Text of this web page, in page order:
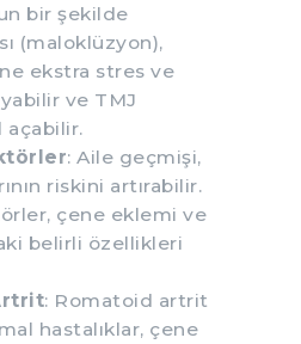
bir şekilde
(maloklüzyon),
ekstra stres ve
ve TMJ
açabilir.
: Aile geçmişi,
riskini artırabilir.
çene eklemi ve
belirli özellikleri
: Romatoid artrit
hastalıklar, çene